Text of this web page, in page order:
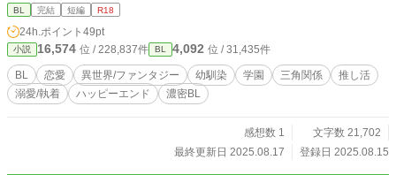
違いしたレオンの妨害は日に日にエスカレート。 しかも殿下まで何やら距離を
詰めてきて――。 推し活と恋愛の狭間で揺れる、王国学園ラブコメディ。 ※誤
字脱字など、修正中です。 11/2～ゆっくり更新です。
BL 完結 短編 R18
24h.ポイント 49pt
小説 16,574 位 / 228,837件 BL 4,092 位 / 31,435件
BL 恋愛 異世界/ファンタジー 幼馴染 学園 三角関係
推し活
溺愛/執着
ハッピーエンド 濃密BL
感想数 1
文字数 21,702
最終更新日 2025.08.17
登録日 2025.08.15